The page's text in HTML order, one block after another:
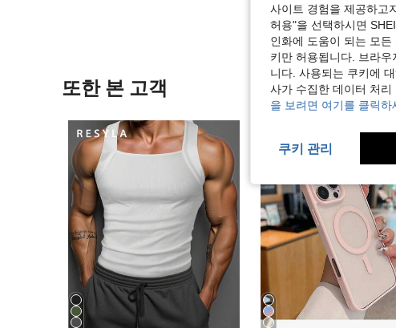
또한 본 고객
사이트 경험을 제공하고
허용"을 선택하시면
인화에 도움이 되는 모
키만 허용됩니다. 브라
니다. 사용되는 쿠키에
사가 수집한 데이터 처리
을 보려면 여기를 클릭하
쿠키 관리